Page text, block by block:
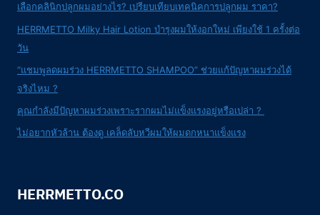
เลือกคลินิกปลูกผมอย่างไร? เปรียบเทียบเทคนิคการปลูกผม ราคา?
HERRMETTO Milky Hair Lotion บำรุงผมให้งอกใหม่ เพียงใช้ 1 ครั้งต่อ
วัน
“แชมพูลดผมร่วง HERRMETTO SHAMPOO” ช่วยแก้ปัญหาผมร่วงได้
จริงไหม ?
คุณกำลังมีปัญหาผมร่วงเพราะรากผมไม่แข็งแรงอยู่หรือเปล่า ?
ไม่อยากหัวล้าน ต้องดู เคล็ดลับหวีผมให้ผมดกหนาแข็งแรง
HERRMETTO.CO